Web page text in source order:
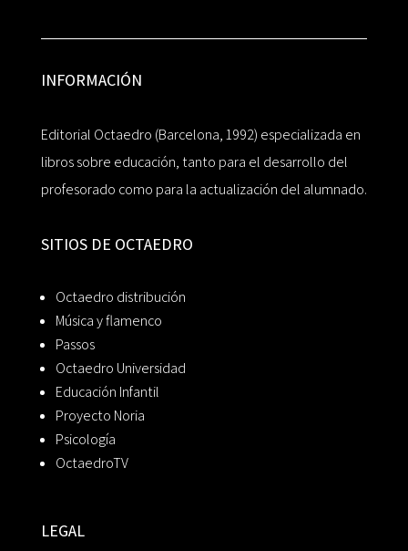
INFORMACIÓN
Editorial Octaedro (Barcelona, 1992) especializada en
libros sobre educación, tanto para el desarrollo del
profesorado como para la actualización del alumnado.
SITIOS DE OCTAEDRO
Octaedro distribución
Música y flamenco
Passos
Octaedro Universidad
Educación Infantil
Proyecto Noria
Psicología
OctaedroTV
LEGAL